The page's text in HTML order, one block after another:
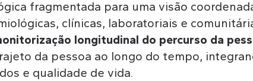
fragmentada para uma visão
clínicas, laboratoriais e
longitudinal do percurso da
da pessoa ao longo do tempo,
e qualidade de vida.